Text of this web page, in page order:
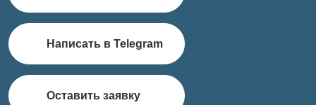
Написать в Telegram
Оставить заявку